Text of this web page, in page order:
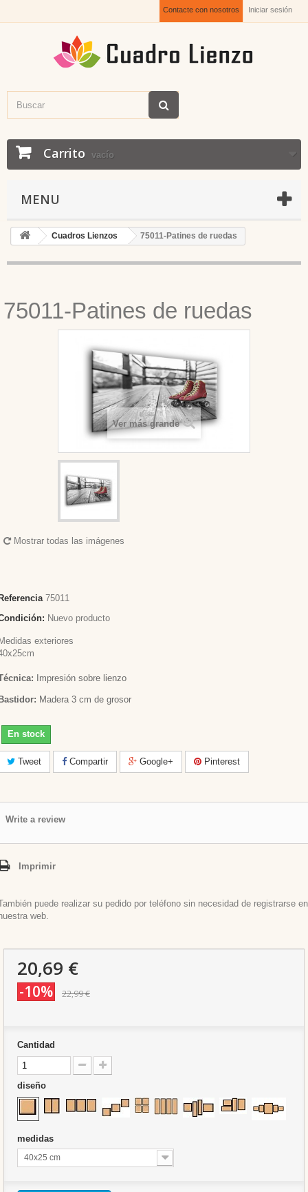
Iniciar sesión
Contacte con nosotros
Carrito vacío
MENU
Cuadros Lienzos 75011-Patines de ruedas
75011-Patines de ruedas
Ver más grande
Mostrar todas las imágenes
75011
Nuevo producto
exteriores
Impresión sobre lienzo
Madera 3 cm de grosor
En stock
Tweet Compartir Google+ Pinterest
Write a review
Imprimir
puede realizar su pedido por teléfono sin necesidad de registrarse en
web.
20,69 €
-10% 22,99 €
Cantidad
diseño
medidas
40x25 cm